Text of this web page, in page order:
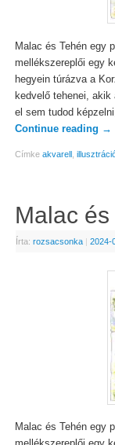
Malac és Tehén egy
mellékszereplői egy
hegyein túrázva a
kedvelő tehenei,
el sem tudod
Continue reading →
Címke akvarell
Malac
Írta: rozsacsonka 2024-
Malac és Tehén egy